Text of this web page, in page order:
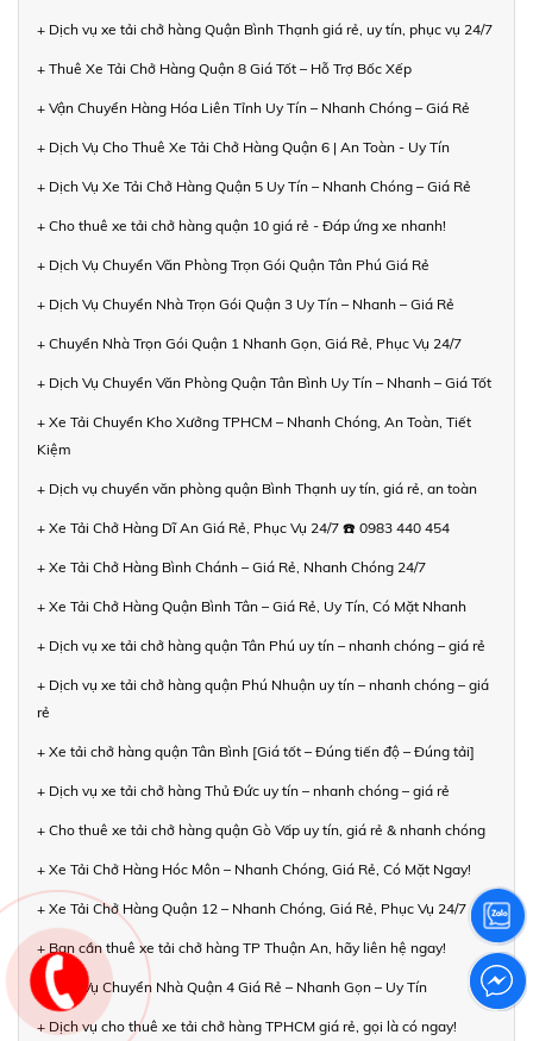
+ Dịch vụ xe tải chở hàng Quận Bình Thạnh giá rẻ, uy tín, phục vụ 24/7
+ Thuê Xe Tải Chở Hàng Quận 8 Giá Tốt – Hỗ Trợ Bốc Xếp
+ Vận Chuyển Hàng Hóa Liên Tỉnh Uy Tín – Nhanh Chóng – Giá Rẻ
+ Dịch Vụ Cho Thuê Xe Tải Chở Hàng Quận 6 | An Toàn - Uy Tín
+ Dịch Vụ Xe Tải Chở Hàng Quận 5 Uy Tín – Nhanh Chóng – Giá Rẻ
+ Cho thuê xe tải chở hàng quận 10 giá rẻ - Đáp ứng xe nhanh!
+ Dịch Vụ Chuyển Văn Phòng Trọn Gói Quận Tân Phú Giá Rẻ
+ Dịch Vụ Chuyển Nhà Trọn Gói Quận 3 Uy Tín – Nhanh – Giá Rẻ
+ Chuyển Nhà Trọn Gói Quận 1 Nhanh Gọn, Giá Rẻ, Phục Vụ 24/7
+ Dịch Vụ Chuyển Văn Phòng Quận Tân Bình Uy Tín – Nhanh – Giá Tốt
+ Xe Tải Chuyển Kho Xưởng TPHCM – Nhanh Chóng, An Toàn, Tiết
Kiệm
+ Dịch vụ chuyển văn phòng quận Bình Thạnh uy tín, giá rẻ, an toàn
+ Xe Tải Chở Hàng Dĩ An Giá Rẻ, Phục Vụ 24/7 ☎️ 0983 440 454
+ Xe Tải Chở Hàng Bình Chánh – Giá Rẻ, Nhanh Chóng 24/7
+ Xe Tải Chở Hàng Quận Bình Tân – Giá Rẻ, Uy Tín, Có Mặt Nhanh
+ Dịch vụ xe tải chở hàng quận Tân Phú uy tín – nhanh chóng – giá rẻ
+ Dịch vụ xe tải chở hàng quận Phú Nhuận uy tín – nhanh chóng – giá
rẻ
+ Xe tải chở hàng quận Tân Bình [Giá tốt – Đúng tiến độ – Đúng tải]
+ Dịch vụ xe tải chở hàng Thủ Đức uy tín – nhanh chóng – giá rẻ
+ Cho thuê xe tải chở hàng quận Gò Vấp uy tín, giá rẻ & nhanh chóng
+ Xe Tải Chở Hàng Hóc Môn – Nhanh Chóng, Giá Rẻ, Có Mặt Ngay!
+ Xe Tải Chở Hàng Quận 12 – Nhanh Chóng, Giá Rẻ, Phục Vụ 24/7
+ Bạn cần thuê xe tải chở hàng TP Thuận An, hãy liên hệ ngay!
+ Dịch Vụ Chuyển Nhà Quận 4 Giá Rẻ – Nhanh Gọn – Uy Tín
+ Dịch vụ cho thuê xe tải chở hàng TPHCM giá rẻ, gọi là có ngay!